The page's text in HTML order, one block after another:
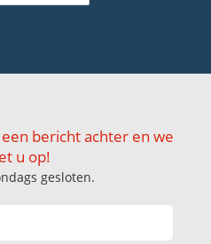
bericht achter en we
u op!
gesloten.